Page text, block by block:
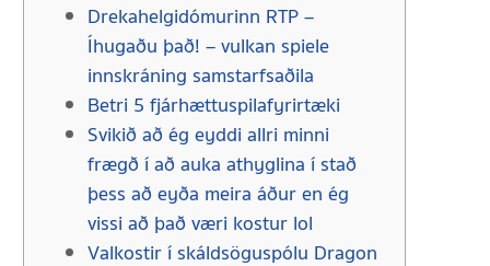
Drekahelgidómurinn RTP –
Íhugaðu það! – vulkan spiele
innskráning samstarfsaðila
Betri 5 fjárhættuspilafyrirtæki
Svikið að ég eyddi allri minni
frægð í að auka athyglina í stað
þess að eyða meira áður en ég
vissi að það væri kostur lol
Valkostir í skáldsöguspólu Dragon